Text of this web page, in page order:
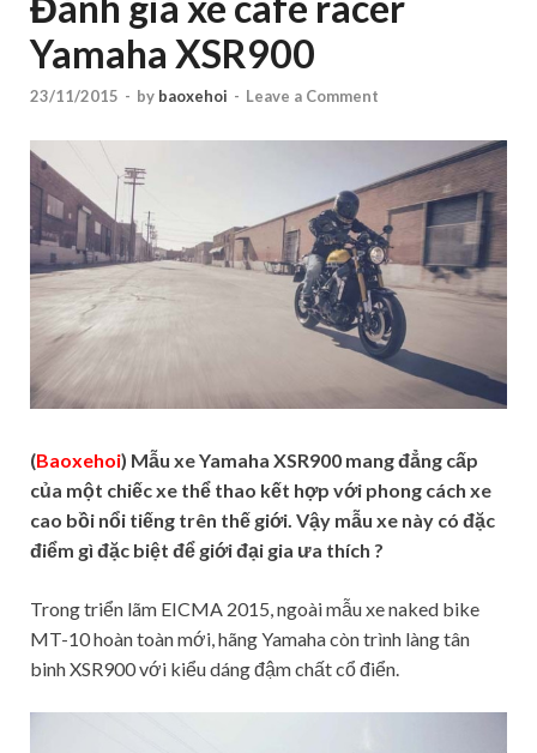
Yamaha XSR900
23/11/2015 - by baoxehoi - Leave a Comment
(Baoxehoi) Mẫu xe Yamaha XSR900 mang đẳng cấp
của một chiếc xe thể thao kết hợp với phong cách xe
cao bồi nổi tiếng trên thế giới. Vậy mẫu xe này có đặc
điểm gì đặc biệt để giới đại gia ưa thích ?
Trong triển lãm EICMA 2015, ngoài mẫu xe naked bike
MT-10 hoàn toàn mới, hãng Yamaha còn trình làng tân
binh XSR900 với kiểu dáng đậm chất cổ điển.